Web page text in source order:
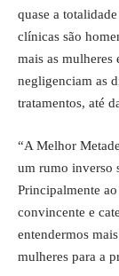
quase a
clínicas são
mais as mulheres
negligenciam as
tratamentos, até
“A Melhor
um rumo inverso
Principalmente
convincente e
entendermos
mulheres para a